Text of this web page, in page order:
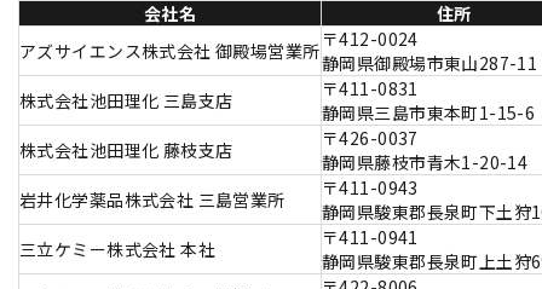
会社名
住所
アズサイエンス株式会社 御殿場営業所 〒412-0024
静岡県御殿場市東山287-11
株式会社池田理化 三島支店
〒411-0831
静岡県三島市東本町1-15-6
株式会社池田理化 藤枝支店
〒426-0037
静岡県藤枝市青木1-20-14
岩井化学薬品株式会社 三島営業所
〒411-0943
静岡県駿東郡長泉町下土狩
三立ケミー株式会社 本社
〒411-0941
静岡県駿東郡長泉町上土狩